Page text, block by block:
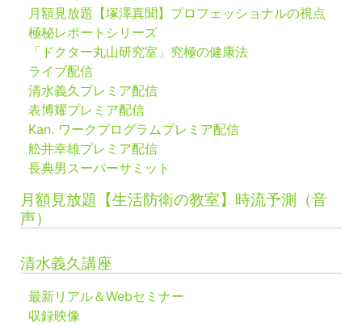
月額見放題【塚澤真聞】プロフェッショナルの視点
極秘レポートシリーズ
「ドクター丸山研究室」究極の健康法
ライブ配信
清水義久プレミア配信
表博耀プレミア配信
Kan. ワークプログラムプレミア配信
舩井幸雄プレミア配信
長典男スーパーサミット
月額見放題【生活防衛の教室】時流予測（音
声）
清水義久講座
最新リアル＆Webセミナー
収録映像